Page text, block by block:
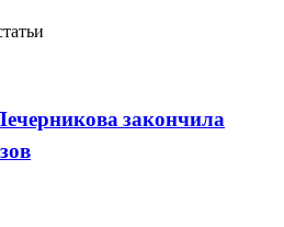
закончила